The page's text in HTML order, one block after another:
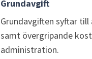
Grundavgift
Grundavgiften syftar
samt övergripande
administration.